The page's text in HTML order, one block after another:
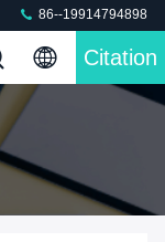
86--19914794898
Citation